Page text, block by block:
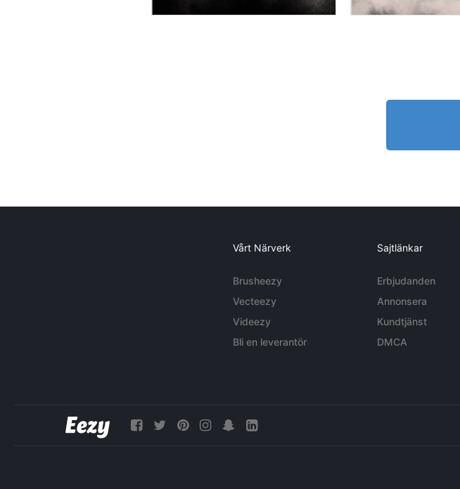
Vårt Närverk
Brusheezy
Vecteezy
Videezy
Bli en leverantör
Sajtlänkar
Erbjudanden
Annonsera
Kundtjänst
DMCA